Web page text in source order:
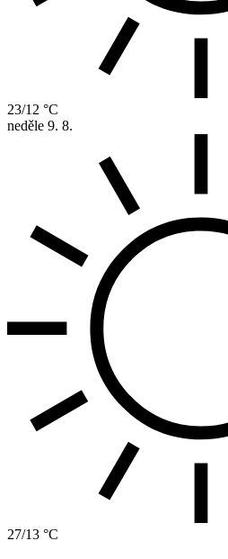
23/12 °C
neděle 9. 8.
27/13 °C